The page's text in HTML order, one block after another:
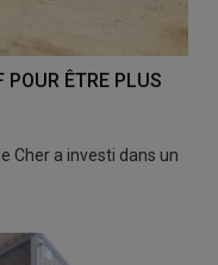
ÊTRE PLUS
Cher a investi dans un